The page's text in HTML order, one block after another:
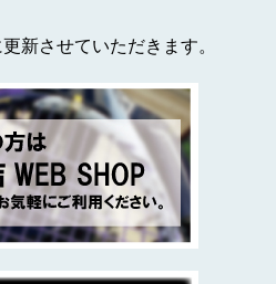
新させていただきます。